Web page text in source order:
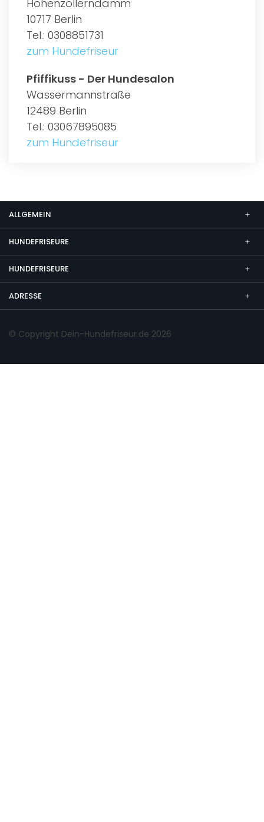
Hohenzollerndamm
10717 Berlin
Tel.: 0308851731
zum Hundefriseur
Pfiffikuss - Der Hundesalon
Wassermannstraße
12489 Berlin
Tel.: 03067895085
zum Hundefriseur
ALLGEMEIN
HUNDEFRISEURE
HUNDEFRISEURE
ADRESSE
© Copyright Dein-Hundefriseur.de 2026